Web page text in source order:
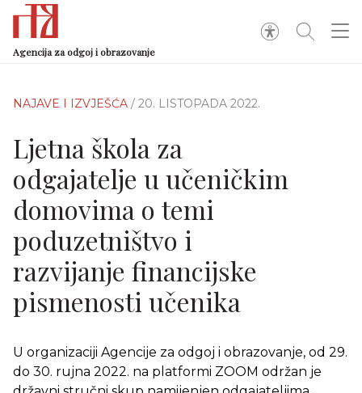
Agencija za odgoj i obrazovanje
NAJAVE I IZVJEŠĆA / 20. LISTOPADA 2022.
Ljetna škola za
odgajatelje u učeničkim
domovima o temi
poduzetništvo i
razvijanje financijske
pismenosti učenika
U organizaciji Agencije za odgoj i obrazovanje, od 29.
do 30. rujna 2022. na platformi ZOOM održan je